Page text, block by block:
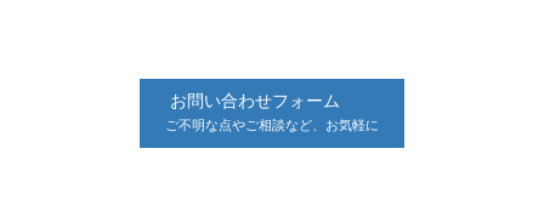
お問い合わせフォーム
ご不明な点やご相談など、お気軽に